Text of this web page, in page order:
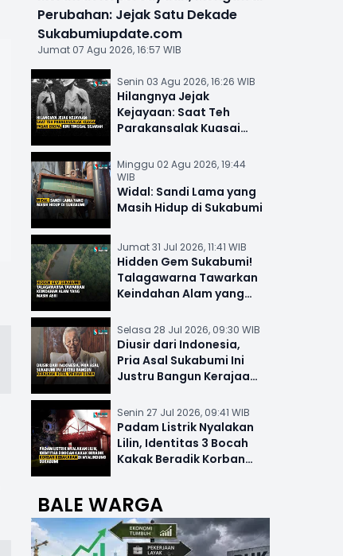
Perubahan: Jejak Satu Dekade
Sukabumiupdate.com
Jumat 07 Agu 2026, 16:57 WIB
Senin 03 Agu 2026, 16:26 WIB
Hilangnya Jejak
Kejayaan: Saat Teh
Parakansalak Kuasai
Sejarah
Minggu 02 Agu 2026, 19:44
WIB
Widal: Sandi Lama yang
Masih Hidup di Sukabumi
Jumat 31 Jul 2026, 11:41 WIB
Hidden Gem Sukabumi!
Talagawarna Tawarkan
Keindahan Alam yang
Selasa 28 Jul 2026, 09:30 WIB
Diusir dari Indonesia,
Pria Asal Sukabumi Ini
Justru Bangun Kerajaan
Senin 27 Jul 2026, 09:41 WIB
Padam Listrik Nyalakan
Lilin, Identitas 3 Bocah
Kakak Beradik Korban
BALE WARGA